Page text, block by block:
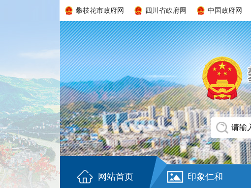
攀枝花市政府网 四川省政府网 中国政府网
网站首页 印象仁和